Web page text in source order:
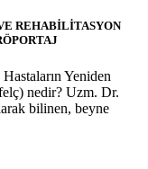
REHABİLİTASYON
Yeniden
nedir? Uzm. Dr.
bilinen, beyne